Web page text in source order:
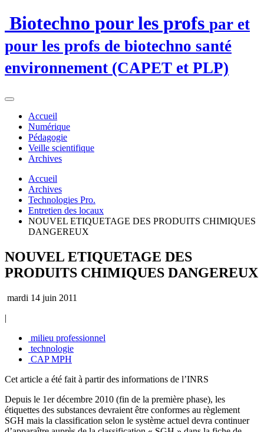
Biotechno pour les profs par et
pour les profs de biotechno santé
environnement (CAPET et PLP)
Accueil
Numérique
Pédagogie
Veille scientifique
Archives
Accueil
Archives
Technologies Pro.
Entretien des locaux
NOUVEL ETIQUETAGE DES PRODUITS CHIMIQUES
DANGEREUX
NOUVEL ETIQUETAGE DES
PRODUITS CHIMIQUES DANGEREUX
mardi 14 juin 2011
|
milieu professionnel
technologie
CAP MPH
Cet article a été fait à partir des informations de l’INRS
Depuis le 1er décembre 2010 (fin de la première phase), les
étiquettes des substances devraient être conformes au règlement
SGH mais la classification selon le système actuel devra continuer